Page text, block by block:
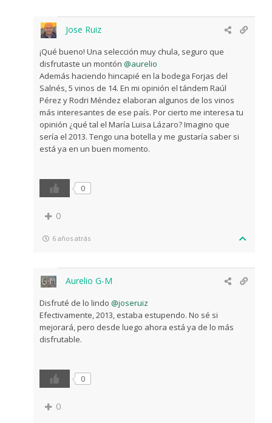
Jose Ruiz
¡Qué bueno! Una selección muy chula, seguro que
disfrutaste un montón@aurelio
Además haciendo hincapié en la bodega Forjas del
Salnés, 5 vinos de 14. En mi opinión el tándem Raúl
Pérez y Rodri Méndez elaboran algunos de los vinos
más interesantes de ese país. Por cierto me interesa tu
opinión ¿qué tal el María Luisa Lázaro? Imagino que
sería el 2013. Tengo una botella y me gustaría saber si
está ya en un buen momento.
0
0
6 años atrás
Aurelio G-M
Disfruté de lo lindo@joseruiz
Efectivamente, 2013, estaba estupendo. No sé si
mejorará, pero desde luego ahora está ya de lo más
disfrutable.
0
0